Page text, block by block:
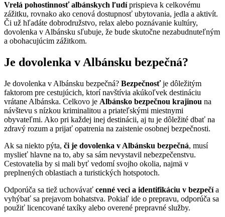
Vrelá pohostinnosť albánskych ľudíprispieva k celkovému
zážitku, rovnako ako cenová dostupnosť ubytovania, jedla a aktivít.
Či už hľadáte dobrodružstvo, relax alebo poznávanie kultúry,
dovolenka v Albánsku sľubuje, že bude skutočne nezabudnuteľným
a obohacujúcim zážitkom.
Je dovolenka v Albánsku bezpečná?
Je dovolenka v Albánsku bezpečná? Bezpečnosťje dôležitým
faktorom pre cestujúcich, ktorí navštívia akúkoľvek destináciu
vrátane Albánska. Celkovo je Albánsko bezpečnou krajinou na
návštevu s nízkou kriminalitou a priateľskými miestnymi
obyvateľmi. Ako pri každej inej destinácii, aj tu je dôležité dbať na
zdravý rozum a prijať opatrenia na zaistenie osobnej bezpečnosti.
Ak sa niekto pýta, či je dovolenka v Albánsku bezpečná, musí
myslieť hlavne na to, aby sa sám nevystavil nebezpečenstvu.
Cestovatelia by si mali byť vedomí svojho okolia, najmä v
preplnených oblastiach a turistických hotspotoch.
Odporúča sa tiež uchovávať cenné veci a identifikáciu v bezpečía
vyhýbať sa prejavom bohatstva. Pokiaľ ide o prepravu, odporúča sa
použiť licencované taxíky alebo overené prepravné služby.